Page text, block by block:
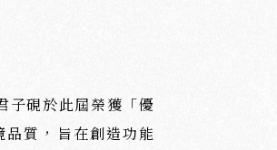
子硯於此屆榮獲「優
質，旨在創造功能